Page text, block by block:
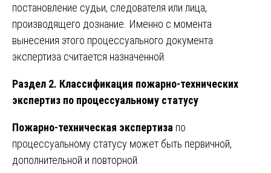
постановление судьи, следователя или лица,
производящего дознание. Именно с момента
вынесения этого процессуального документа
экспертиза считается назначенной.
Раздел 2. Классификация пожарно-технических
экспертиз по процессуальному статусу
Пожарно-техническая экспертиза по
процессуальному статусу может быть первичной,
дополнительной и повторной.